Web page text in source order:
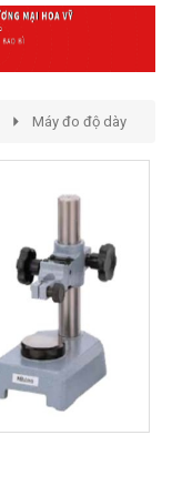
Máy đo độ dày